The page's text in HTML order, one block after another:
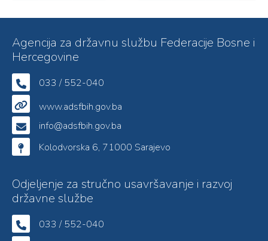
Agencija za državnu službu Federacije Bosne i
Hercegovine
033 / 552-040
www.adsfbih.gov.ba
info@adsfbih.gov.ba
Kolodvorska 6, 71000 Sarajevo
Odjeljenje za stručno usavršavanje i razvoj
državne službe
033 / 552-040